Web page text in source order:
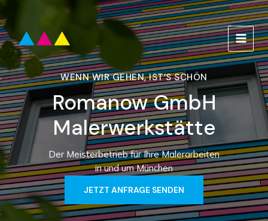
Zum
Inhalt
springen
MAIN
WENN WIR GEHEN, IST’S SCHÖN
Romanow GmbH
Malerwerkstätte
Der Meisterbetrieb für Ihre Malerarbeiten
in und um München
JETZT ANFRAGE SENDEN